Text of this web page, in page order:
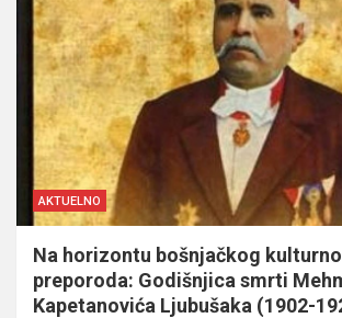
AKTUELNO
Na horizontu bošnjačkog
preporoda: Godišnjica smrti
Kapetanovića Ljubušaka (1902-